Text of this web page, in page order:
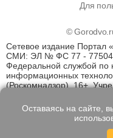
Для
©
Сетевое издание Портал
СМИ: ЭЛ № ФС 77 - 77504
Федеральной службой по
информационных
(Роскомнадзор). 16+.
применяются
технологии
систематизации и
предпочтениям
Оставаясь на сайте,